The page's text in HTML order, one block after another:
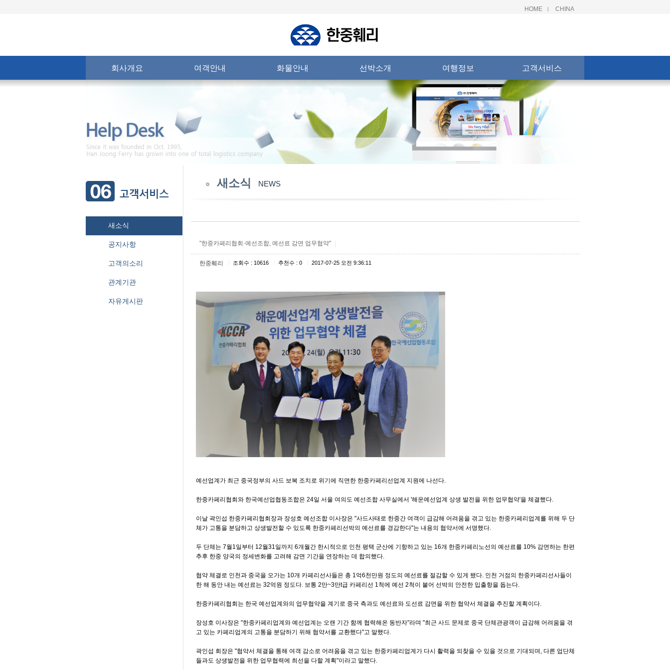
HOME | CHINA
회사개요 여객안내 화물안내 선박소개 여행정보 고객서비스
새소식
공지사항
고객의소리
관계기관
자유게시판
새소식 NEWS
"한중카페리협회·예선조합, 예선료 감면 업무협약"
한중훼리 조회수 : 10616 추천수 : 0 2017-07-25 오전 9:36:11
예선업계가 최근 중국정부의 사드 보복 조치로 위기에 직면한 한중카페리선업계 지원에 나선다.
한중카페리협회와 한국예선업협동조합은 24일 서울 여의도 예선조합 사무실에서 '해운예선업계 상생 발전을 위한 업무협약'을 체결했다.
이날 곽인섭 한중카페리협회장과 장성호 예선조합 이사장은 "사드사태로 한중간 여객이 급감해 어려움을 겪고 있는 한중카페리업계를 위해 두 단
체가 고통을 분담하고 상생발전할 수 있도록 한중카페리선박의 예선료를 경감한다"는 내용의 협약서에 서명했다.
두 단체는 7월1일부터 12월31일까지 6개월간 한시적으로 인천 평택 군산에 기항하고 있는 16개 한중카페리노선의 예선료를 10% 감면하는 한편
추후 한중 양국의 정세변화를 고려해 감면 기간을 연장하는 데 합의했다.
협약 체결로 인천과 중국을 오가는 10개 카페리선사들은 총 1억6천만원 정도의 예선료를 절감할 수 있게 됐다. 인천 거점의 한중카페리선사들이
한 해 동안 내는 예선료는 32억원 정도다. 보통 2만~3만t급 카페리선 1척에 예선 2척이 붙어 선박의 안전한 입출항을 돕는다.
한중카페리협회는 한국 예선업계와의 업무협약을 계기로 중국 측과도 예선료와 도선료 감면을 위한 협약서 체결을 추진할 계획이다.
장성호 이사장은 "한중카페리업계와 예선업계는 오랜 기간 함께 협력해온 동반자"라며 "최근 사드 문제로 중국 단체관광객이 급감해 어려움을 겪
고 있는 카페리업계의 고통을 분담하기 위해 협약서를 교환했다"고 말했다.
곽인섭 회장은 "협약서 체결을 통해 여객 감소로 어려움을 겪고 있는 한중카페리업계가 다시 활력을 되찾을 수 있을 것으로 기대되며, 다른 업단체
들과도 상생발전을 위한 업무협력에 최선을 다할 계획"이라고 말했다.